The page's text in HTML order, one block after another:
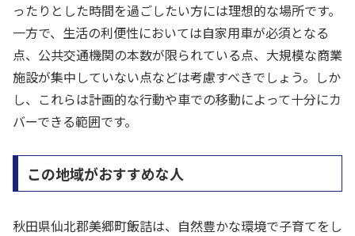
ったりとした時間を過ごしたい方には理想的な場所です。
一方で、生活の利便性においては自家用車が必須となる
点、公共交通機関の本数が限られている点、大規模な商業
施設が集中していない点などは考慮すべきでしょう。しか
し、これらは計画的な行動や車での移動によって十分にカ
バーできる範囲です。
この地域がおすすめな人
秋田県仙北郡美郷町飯詰は、自然豊かな環境で子育てをし